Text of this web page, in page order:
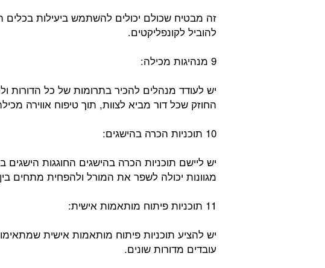
זה מבטיח שכולם יכולים להשתמש ביעילות בכלים
להוביל לקונפליקטים.
9 מנהיגות מכילה:
יש לעודד מנהלים להכיר בתרומות של כל הדורות
החוזק שכל דור מביא לצוות, תוך טיפוח אווירה
10 תוכניות הכרה בהישגים:
יש ליישם תוכניות הכרה בהישגים החוגגות הישגים
מגוונות יכולה לשפר את המורל ולהפחית מתחים
11 תוכניות פיתוח מותאמות אישית:
יש להציע תוכניות פיתוח מותאמות אישית
עובדים מדורות שונים.